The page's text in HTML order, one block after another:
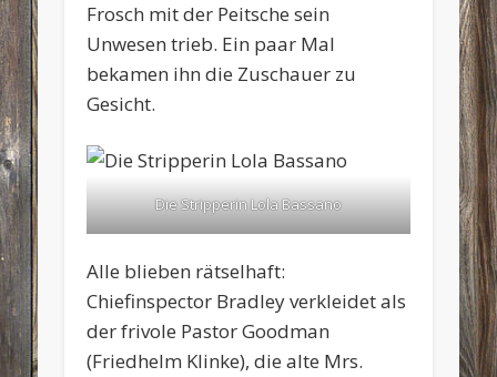
Frosch mit der Peitsche sein
Unwesen trieb. Ein paar Mal
bekamen ihn die Zuschauer zu
Gesicht.
Die Stripperin Lola Bassano
Alle blieben rätselhaft:
Chiefinspector Bradley verkleidet als
der frivole Pastor Goodman
(Friedhelm Klinke), die alte Mrs.